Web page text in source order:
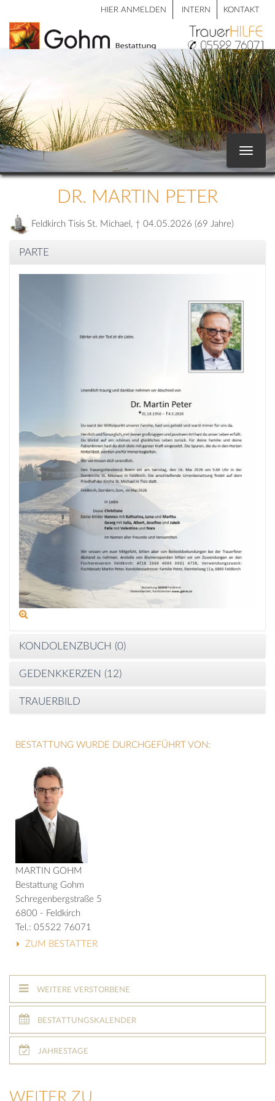
HIER ANMELDEN INTERN KONTAKT
Toggle
DR. MARTIN PETER
Feldkirch Tisis St. Michael, † 04.05.2026 (69 Jahre)
PARTE
KONDOLENZBUCH (0)
GEDENKKERZEN (12)
TRAUERBILD
BESTATTUNG WURDE DURCHGEFÜHRT VON:
MARTIN GOHM
Bestattung Gohm
Schregenbergstraße 5
6800 - Feldkirch
Tel.: 05522 76071
ZUM BESTATTER
WEITERE VERSTORBENE
BESTATTUNGSKALENDER
JAHRESTAGE
WEITER ZU